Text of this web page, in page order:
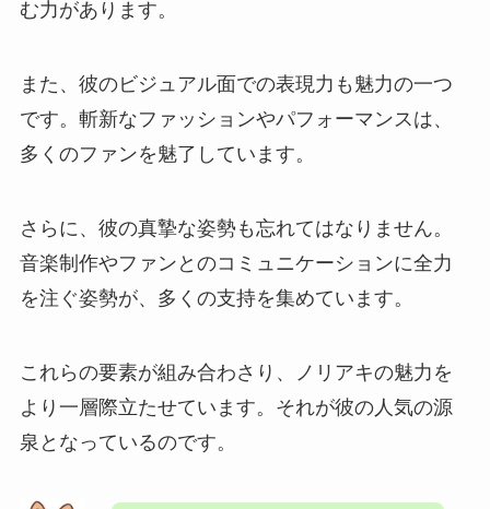
む力があります。
また、彼のビジュアル面での表現力も魅力の一つ
です。斬新なファッションやパフォーマンスは、
多くのファンを魅了しています。
さらに、彼の真摯な姿勢も忘れてはなりません。
音楽制作やファンとのコミュニケーションに全力
を注ぐ姿勢が、多くの支持を集めています。
これらの要素が組み合わさり、ノリアキの魅力を
より一層際立たせています。それが彼の人気の源
泉となっているのです。